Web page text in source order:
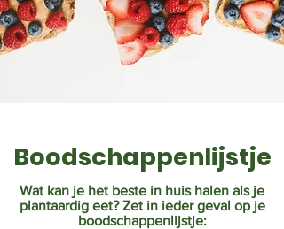
Boodschappenlijstje
Wat kan je het beste in huis halen als je
plantaardig eet? Zet in ieder geval op je
boodschappenlijstje: